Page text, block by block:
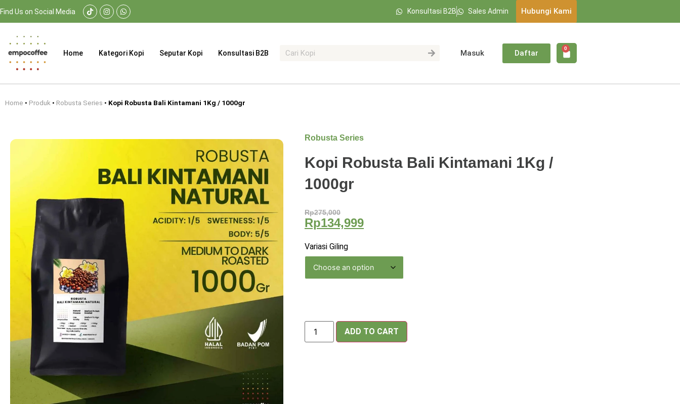
Find Us on Social Media Konsultasi B2B Sales Admin Hubungi Kami
Home Kategori Kopi Seputar Kopi Konsultasi B2B Masuk Daftar 0
Home • Produk • Robusta Series • Kopi Robusta Bali Kintamani 1Kg / 1000gr
Robusta Series
Kopi Robusta Bali Kintamani 1Kg /
1000gr
Rp275,000
Rp134,999
Variasi Giling
ADD TO CART